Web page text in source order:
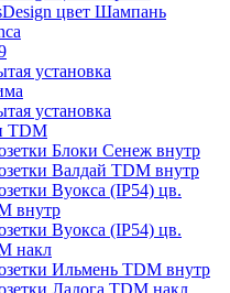
цвет Шампань
установка
установка
TDM
Блоки Сенеж внутр
Валдай TDM внутр
Вуокса (IP54) цв.
внутр
Вуокса (IP54) цв.
накл
Ильмень TDM внутр